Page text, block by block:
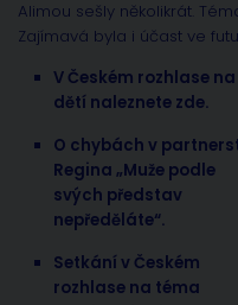
Alimou sešly několikrát.
Zajímavá byla i účast ve
V Českém rozhlase
dětí naleznete zde.
O chybách v
Regina „Muže podle
svých představ
nepředěláte“.
Setkání v Českém
rozhlase na téma